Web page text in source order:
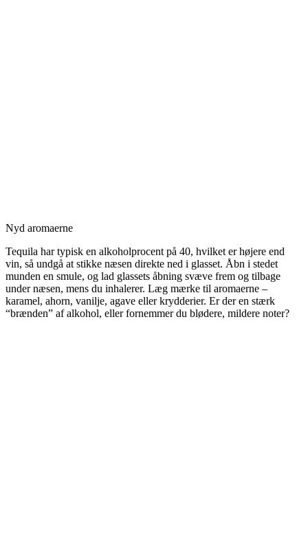
Nyd aromaerne
Tequila har typisk en alkoholprocent på 40, hvilket er højere end
vin, så undgå at stikke næsen direkte ned i glasset. Åbn i stedet
munden en smule, og lad glassets åbning svæve frem og tilbage
under næsen, mens du inhalerer. Læg mærke til aromaerne –
karamel, ahorn, vanilje, agave eller krydderier. Er der en stærk
“brænden” af alkohol, eller fornemmer du blødere, mildere noter?